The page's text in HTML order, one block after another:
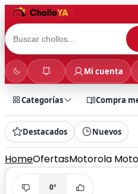
Mi cuenta
Categorías Compra
Destacados Nuevos
HomeOfertasMotorola
0°